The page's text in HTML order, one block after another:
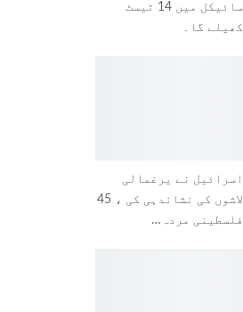
سائیکل میں 14 ٹیسٹ
کھیلے گا۔
اسرائیل نے یرغمالی
لاشوں کی نشاندہی کی ، 45
فلسطینی مردہ…